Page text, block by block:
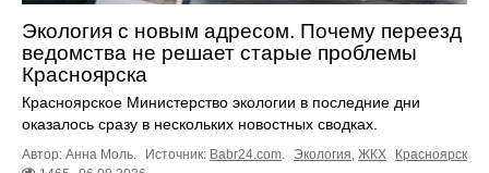
Экология с новым адресом. Почему переезд
ведомства не решает старые проблемы
Красноярска
Красноярское Министерство экологии в последние дни
оказалось сразу в нескольких новостных сводках.
Автор: Анна Моль. Источник: Babr24.com. Экология, ЖКХ
Красноярск